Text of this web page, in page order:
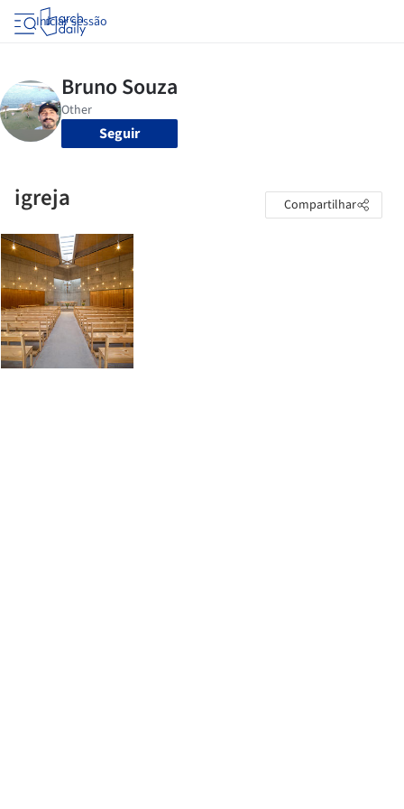
Iniciar sessão
Seguir
igreja Compartilhar